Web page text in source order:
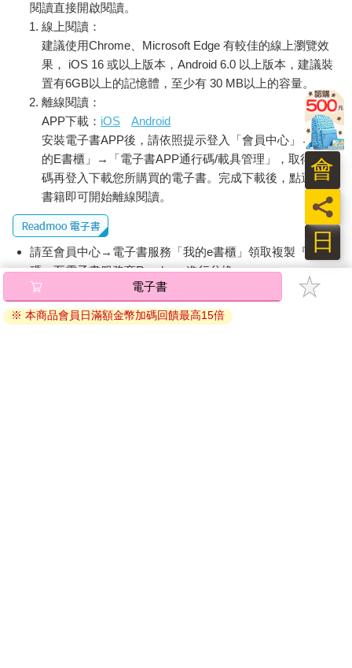
閱讀直接開啟閱讀。
線上閱讀：
建議使用Chrome、Microsoft Edge 有較佳的線上瀏覽效
果， iOS 16 或以上版本，Android 6.0 以上版本，建議裝
置有6GB以上的記憶體，至少有 30 MB以上的容量。
離線閱讀：
APP下載： iOS
Android
安裝電子書APP後，請依照提示登入「會員中心」→「我
的E書櫃」→「電子書APP通行碼/載具管理」，取得通行
碼再登入下載您所購買的電子書。完成下載後，點選任一
書籍即可開始離線閱讀。
請至會員中心→電子書服務「我的e書櫃」領取複製『兌換
碼』至電子書服務商Readmoo進行兌換。
退換貨須知：
因版權保護，您在金石堂所購買的電子書僅能以金石堂專屬
電子書
※ 本商品會員日滿額金幣加碼回饋最高15倍
日
員
會